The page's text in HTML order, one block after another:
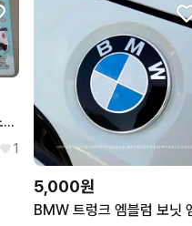
롯데자이언츠 더그아웃 보노보노 포카 일괄 박정민 전민재 정현수 현도훈 레이예스 한태양
1
5,000원